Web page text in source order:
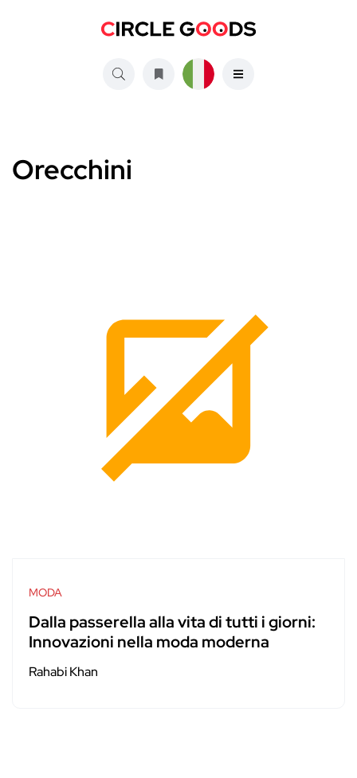
Orecchini
MODA
Dalla passerella alla vita di tutti i giorni:
Innovazioni nella moda moderna
Rahabi Khan